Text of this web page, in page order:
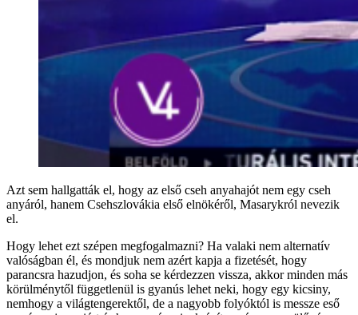
Azt sem hallgatták el, hogy az első cseh anyahajót nem egy cseh
anyáról, hanem Csehszlovákia első elnökéről, Masarykról nevezik
el.
Hogy lehet ezt szépen megfogalmazni? Ha valaki nem alternatív
valóságban él, és mondjuk nem azért kapja a fizetését, hogy
parancsra hazudjon, és soha se kérdezzen vissza, akkor minden más
körülménytől függetlenül is gyanús lehet neki, hogy egy kicsiny,
nemhogy a világtengerektől, de a nagyobb folyóktól is messze eső